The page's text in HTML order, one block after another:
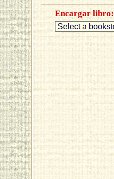
Encargar libro: